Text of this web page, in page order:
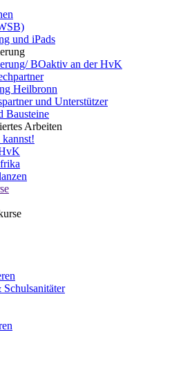
und iPads
BOaktiv an der HvK
Heilbronn
und Unterstützer
Bausteine
Arbeiten